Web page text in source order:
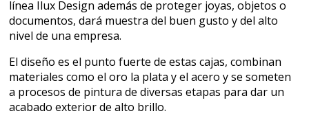
línea Ilux Design además de proteger joyas, objetos o
documentos, dará muestra del buen gusto y del alto
nivel de una empresa.
El diseño es el punto fuerte de estas cajas, combinan
materiales como el oro la plata y el acero y se someten
a procesos de pintura de diversas etapas para dar un
acabado exterior de alto brillo.